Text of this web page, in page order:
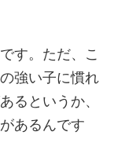
す。ただ、こ
強い子に慣れ
るというか、
あるんです